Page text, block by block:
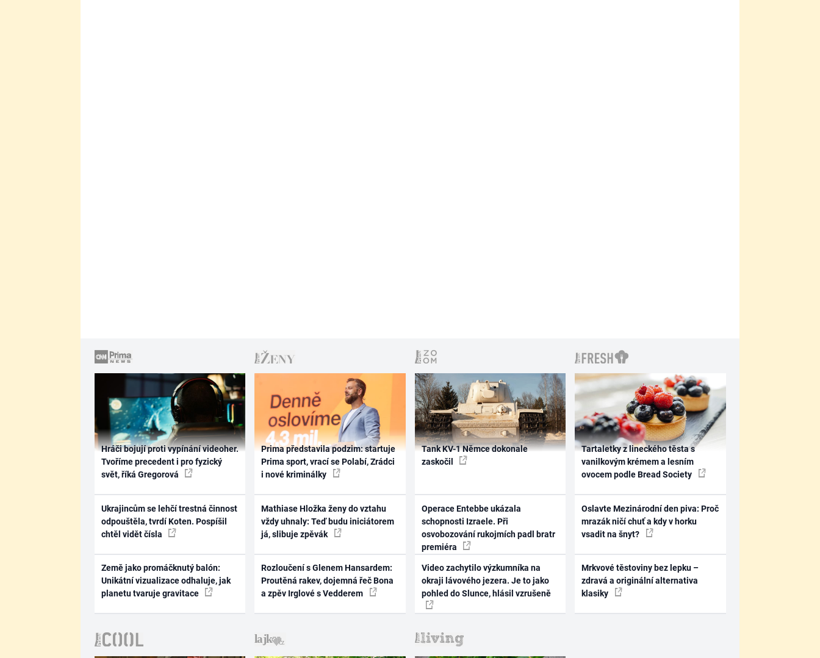
Hráči bojují proti vypínání videoher.
Tvoříme precedent i pro fyzický
svět, říká Gregorová
Ukrajincům se lehčí trestná činnost
odpouštěla, tvrdí Koten. Pospíšil
chtěl vidět čísla
Země jako promáčknutý balón:
Unikátní vizualizace odhaluje, jak
planetu tvaruje gravitace
Prima představila podzim: startuje
Prima sport, vrací se Polabí, Zrádci
i nové kriminálky
Mathiase Hložka ženy do vztahu
vždy uhnaly: Teď budu iniciátorem
já, slibuje zpěvák
Rozloučení s Glenem Hansardem:
Proutěná rakev, dojemná řeč Bona
a zpěv Irglové s Vedderem
Tank KV-1 Němce dokonale
zaskočil
Operace Entebbe ukázala
schopnosti Izraele. Při
osvobozování rukojmích padl bratr
premiéra
Video zachytilo výzkumníka na
okraji lávového jezera. Je to jako
pohled do Slunce, hlásil vzrušeně
Tartaletky z lineckého těsta s
vanilkovým krémem a lesním
ovocem podle Bread Society
Oslavte Mezinárodní den piva: Proč
mrazák ničí chuť a kdy v horku
vsadit na šnyt?
Mrkvové těstoviny bez lepku –
zdravá a originální alternativa
klasiky